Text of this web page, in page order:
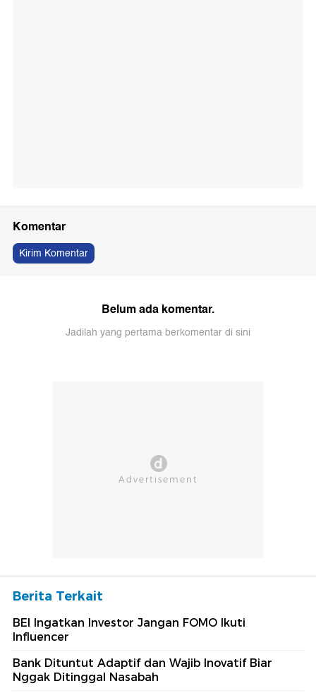
Komentar
Kirim Komentar
Belum ada komentar.
Jadilah yang pertama berkomentar di sini
Berita Terkait
BEI Ingatkan Investor Jangan FOMO Ikuti
Influencer
Bank Dituntut Adaptif dan Wajib Inovatif Biar
Nggak Ditinggal Nasabah